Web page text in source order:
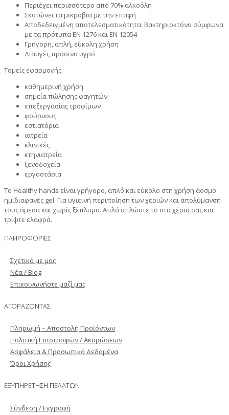
Περιέχει περισσότερο από 70% αλκοόλη
Σκοτώνει τα μικρόβια με την επαφή
Αποδεδειγμένη αποτελεσματικότητα: Βακτηριοκτόνο σύμφωνα
με τα πρότυπα EN 1276 και EN 12054
Γρήγορη, απλή, εύκολη χρήση
Διαυγές πράσινο υγρό
Τομείς εφαρμογής:
καθημερινή χρήση
σημεία πώλησης φαγητών
επεξεργασίας τροφίμων
φούρνους
εστιατόρια
ιατρεία
κλινικές
κτηνιατρεία
ξενοδοχεία
εργοστάσια
Το Healthy hands είναι γρήγορο, απλό και εύκολο στη χρήση άοσμο
ημιδιαφανές gel. Για υγιεινή περιποίηση των χεριών και απολύμανση
τους άμεσα και χωρίς ξέπλυμα. Απλά απλώστε το στα χέρια σας και
τρίψτε ελαφρά.
ΠΛΗΡΟΦΟΡΙΕΣ
Σχετικά με μας
Νέα / Blog
Επικοινωνήστε μαζί μας
ΑΓΟΡΑΖΟΝΤΑΣ
Πληρωμή – Αποστολή Προϊόντων
Πολιτική Επιστροφών / Ακυρώσεων
Ασφάλεια & Προσωπικά Δεδομένα
Όροι Χρήσης
ΕΞΥΠΗΡΕΤΗΣΗ ΠΕΛΑΤΩΝ
Σύνδεση / Εγγραφή